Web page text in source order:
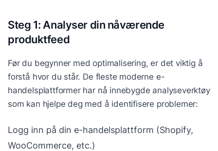
Steg 1: Analyser din nåværende
produktfeed
Før du begynner med optimalisering, er det viktig å
forstå hvor du står. De fleste moderne e-
handelsplattformer har nå innebygde analyseverktøy
som kan hjelpe deg med å identifisere problemer:
Logg inn på din e-handelsplattform (Shopify,
WooCommerce, etc.)